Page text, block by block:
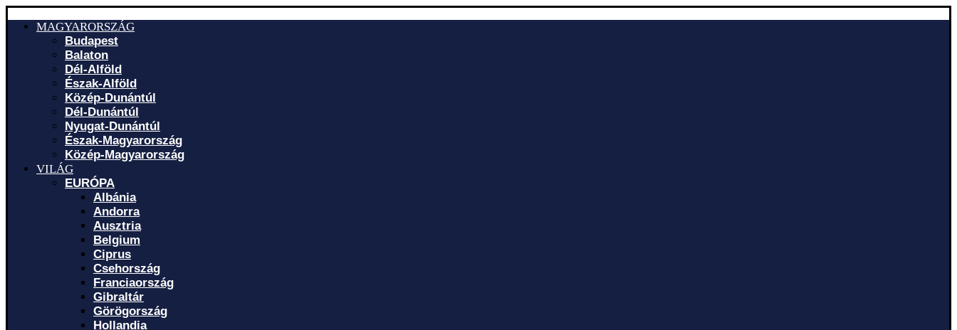
MAGYARORSZÁG
Budapest
Balaton
Dél-Alföld
Észak-Alföld
Közép-Dunántúl
Dél-Dunántúl
Nyugat-Dunántúl
Észak-Magyarország
Közép-Magyarország
VILÁG
EURÓPA
Albánia
Andorra
Ausztria
Belgium
Ciprus
Csehország
Franciaország
Gibraltár
Görögország
Hollandia